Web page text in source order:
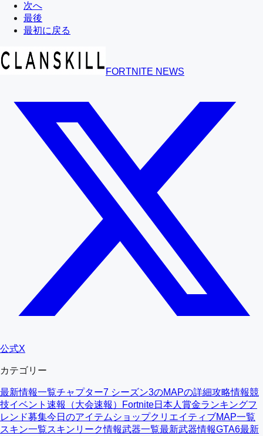
次へ
最後
最初に戻る
FORTNITE NEWS
公式X
カテゴリー
最新情報一覧チャプター7 シーズン3のMAPの詳細攻略情報競
技イベント速報（大会速報）
Fortnite日本人賞金ランキングフ
レンド募集今日のアイテムショップクリエイティブMAP一覧
スキン一覧スキンリーク情報武器一覧最新武器情報GTA6最新